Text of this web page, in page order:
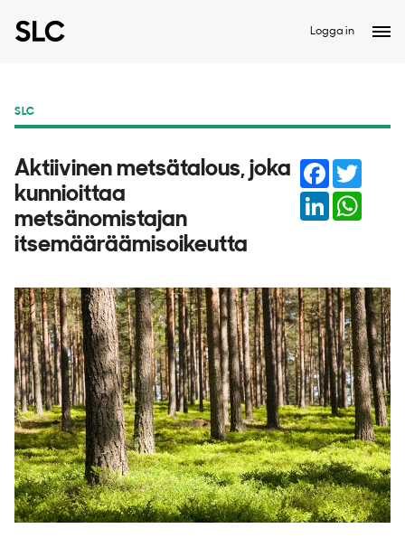
Logga in
SLC
Aktiivinen metsätalous, joka
kunnioittaa
metsänomistajan
itsemääräämisoikeutta
Facebook
LinkedIn